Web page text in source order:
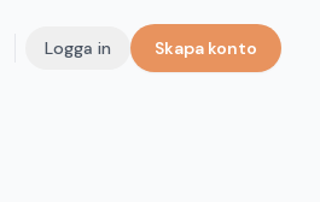
Logga in Skapa konto